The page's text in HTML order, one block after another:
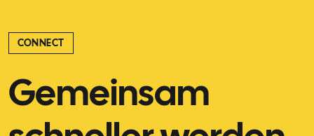
CONNECT
Gemeinsam